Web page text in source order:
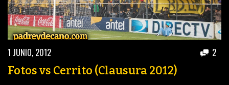
1 JUNIO, 2012 2
Fotos vs Cerrito (Clausura 2012)